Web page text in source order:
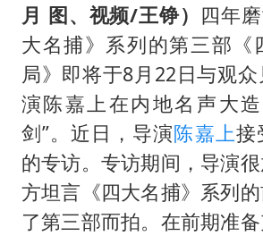
月 图、视频/王铮） 四年
大名捕》系列的第三部《
局》即将于8月22日与观
演陈嘉上在内地名声大
剑”。近日，导演陈嘉上接
的专访。专访期间，导演
方坦言《四大名捕》系列
了第三部而拍。在前期准